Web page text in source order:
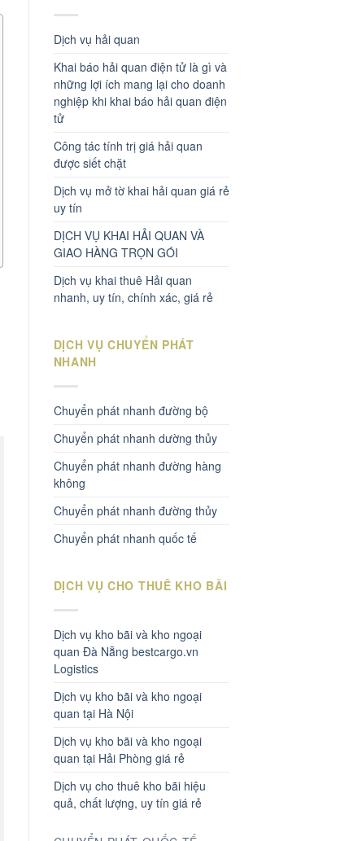
Dịch vụ hải quan
Khai báo hải quan điện tử là gì và
những lợi ích mang lại cho doanh
nghiệp khi khai báo hải quan điện
tử
Công tác tính trị giá hải quan
được siết chặt
Dịch vụ mở tờ khai hải quan giá rẻ
uy tín
DỊCH VỤ KHAI HẢI QUAN VÀ
GIAO HÀNG TRỌN GÓI
Dịch vụ khai thuê Hải quan
nhanh, uy tín, chính xác, giá rẻ
DỊCH VỤ CHUYỂN PHÁT
NHANH
Chuyển phát nhanh đường bộ
Chuyển phát nhanh dường thủy
Chuyển phát nhanh đường hàng
không
Chuyển phát nhanh đường thủy
Chuyển phát nhanh quốc tế
DỊCH VỤ CHO THUÊ KHO BÃI
Dịch vụ kho bãi và kho ngoại
quan Đà Nẵng bestcargo.vn
Logistics
Dịch vụ kho bãi và kho ngoại
quan tại Hà Nội
Dịch vụ kho bãi và kho ngoại
quan tại Hải Phòng giá rẻ
Dịch vụ cho thuê kho bãi hiệu
quả, chất lượng, uy tín giá rẻ